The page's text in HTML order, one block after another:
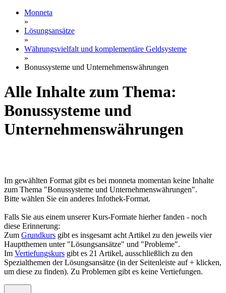
Monneta
»
Lösungsansätze
»
Währungsvielfalt und komplementäre Geldsysteme
»
Bonussysteme und Unternehmenswährungen
Alle Inhalte zum Thema:
Bonussysteme und
Unternehmenswährungen
Im gewählten Format gibt es bei monneta momentan keine Inhalte
zum Thema "Bonussysteme und Unternehmenswährungen".
Bitte wählen Sie ein anderes Infothek-Format.
Falls Sie aus einem unserer Kurs-Formate hierher fanden - noch
diese Erinnerung:
Zum Grundkurs gibt es insgesamt acht Artikel zu den jeweils vier
Hauptthemen unter "Lösungsansätze" und "Probleme".
Im Vertiefungskurs gibt es 21 Artikel, ausschließlich zu den
Spezialthemen der Lösungsansätze (in der Seitenleiste auf + klicken,
um diese zu finden). Zu Problemen gibt es keine Vertiefungen.